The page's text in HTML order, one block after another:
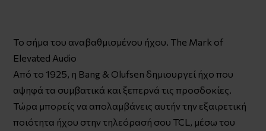
Το σήμα του αναβαθμισμένου ήχου. The Mark of
Elevated Audio
Από το 1925, η Bang & Olufsen δημιουργεί ήχο που
αψηφά τα συμβατικά και ξεπερνά τις προσδοκίες.
Τώρα μπορείς να απολαμβάνεις αυτήν την εξαιρετική
ποιότητα ήχου στην τηλεόρασή σου TCL, μέσω του